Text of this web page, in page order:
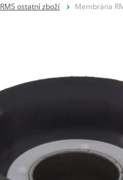
RMS ostatní zboží Membrána